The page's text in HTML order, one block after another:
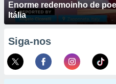
Enorme redemoinho de
Itália
Siga-nos